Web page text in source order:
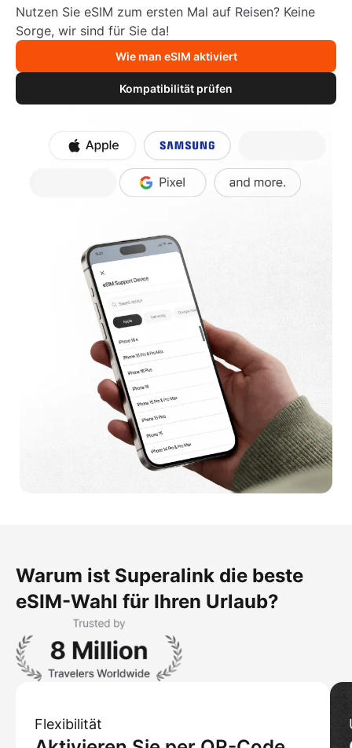
Nutzen Sie eSIM zum ersten Mal auf Reisen? Keine
Sorge, wir sind für Sie da!
Wie man eSIM aktiviert
Kompatibilität prüfen
Warum ist Superalink die beste
eSIM-Wahl für Ihren Urlaub?
Flexibilität